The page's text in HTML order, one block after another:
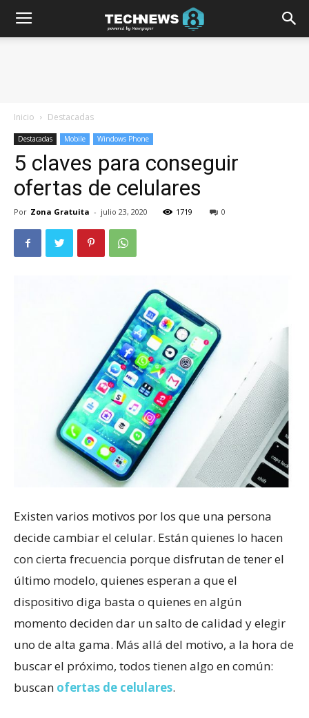
Inicio Destacadas
Destacadas Mobile Windows Phone
5 claves para conseguir
ofertas de celulares
Por Zona Gratuita - julio 23, 2020 1719 0
Existen varios motivos por los que una persona
decide cambiar el celular. Están quienes lo hacen
con cierta frecuencia porque disfrutan de tener el
último modelo, quienes esperan a que el
dispositivo diga basta o quienes en algún
momento deciden dar un salto de calidad y elegir
uno de alta gama. Más allá del motivo, a la hora de
buscar el próximo, todos tienen algo en común:
buscan ofertas de celulares.